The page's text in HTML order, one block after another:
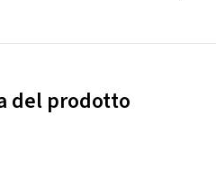
del prodotto